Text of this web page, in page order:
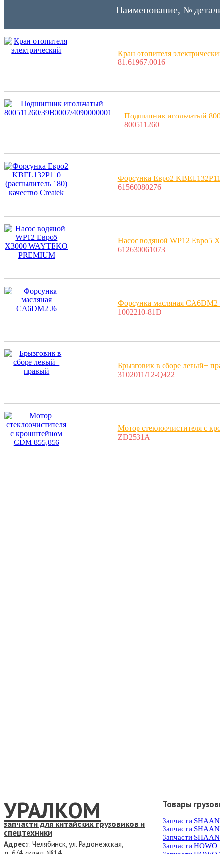
Наименование, №
Кран отопителя
81.61967.0016
Подшипник игольчатый
800511260
Форсунка Евро2
61560080276
Насос водяной WP12 Евро5
612630061073
Форсунка масляная CA6DM2
1002210-81D
Брызговик в сборе левый+
3102011/12-Q422
Мотор стеклоочистителя с
ZD2531A
УРАЛКОМ
запчасти для китайских грузовиков и
спецтехники
Адрес:г. Челябинск, ул. Радонежская,
Товары
Запчасти
Запчасти
Запчасти
Запчасти HOWO